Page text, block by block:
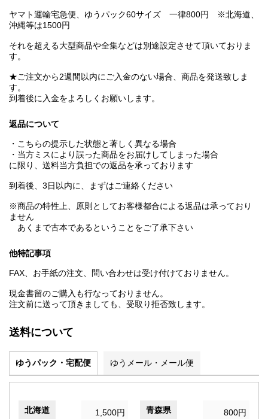
ヤマト運輸宅急便、ゆうパック60サイズ 一律800円 ※北海道、
沖縄等は1500円
それを超える大型商品や全集などは別途設定させて頂いておりま
す。
★ご注文から2週間以内にご入金のない場合、商品を発送致しま
す。
到着後に入金をよろしくお願いします。
返品について
・こちらの提示した状態と著しく異なる場合
・当方ミスにより誤った商品をお届けしてしまった場合
に限り、送料当方負担での返品を承っております
到着後、3日以内に、まずはご連絡ください
※商品の特性上、原則としてお客様都合による返品は承っており
ません
あくまで古本であるということをご了承下さい
他特記事項
FAX、お手紙の注文、問い合わせは受け付けておりません。
現金書留のご購入も行なっておりません。
注文前に送って頂きましても、受取り拒否致します。
送料について
ゆうパック・宅配便 ゆうメール・メール便
北海道 1,500円 青森県 800円